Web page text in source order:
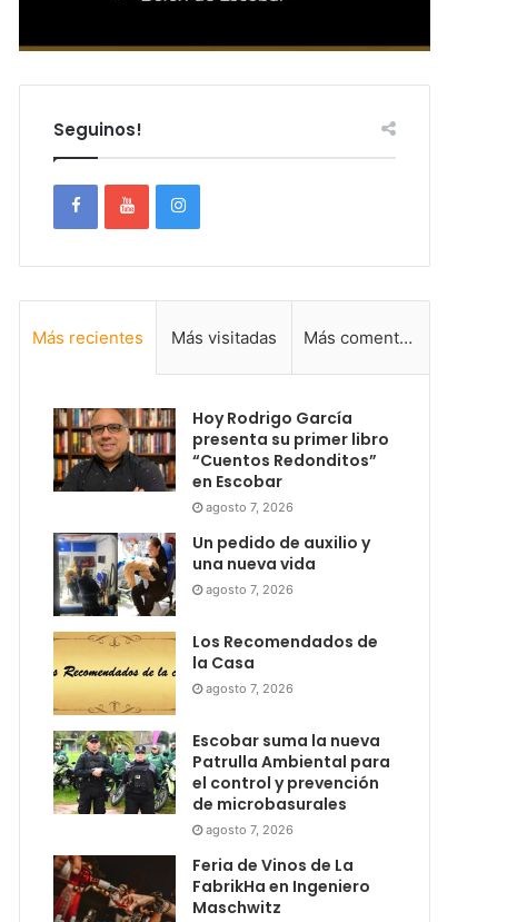
Seguinos!
Más recientes Más visitadas Más comentadas
Hoy Rodrigo García
presenta su primer libro
“Cuentos Redonditos”
en Escobar
agosto 7, 2026
Un pedido de auxilio y
una nueva vida
agosto 7, 2026
Los Recomendados de
la Casa
agosto 7, 2026
Escobar suma la nueva
Patrulla Ambiental para
el control y prevención
de microbasurales
agosto 7, 2026
Feria de Vinos de La
FabrikHa en Ingeniero
Maschwitz